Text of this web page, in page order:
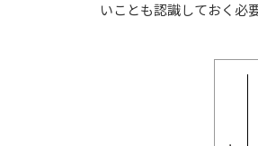
いことも認識しておく必